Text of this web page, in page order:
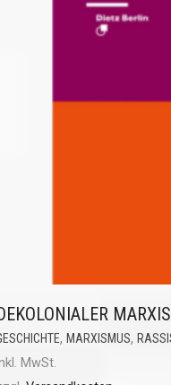
, MARXISMUS,
MwSt.